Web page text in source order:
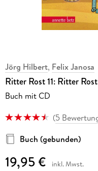
Jörg Hilbert, Felix Janosa
Ritter Rost 11: Ritter
Buch mit CD
(5
Buch (gebunden)
19,95 € inkl. Mwst.